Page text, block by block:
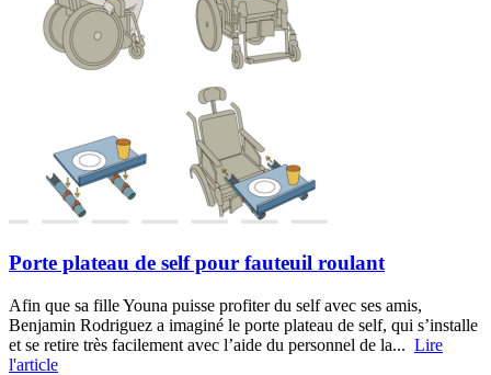
Porte plateau de self pour fauteuil roulant
Afin que sa fille Youna puisse profiter du self avec ses amis,
Benjamin Rodriguez a imaginé le porte plateau de self, qui s’installe
et se retire très facilement avec l’aide du personnel de la... Lire
l'article